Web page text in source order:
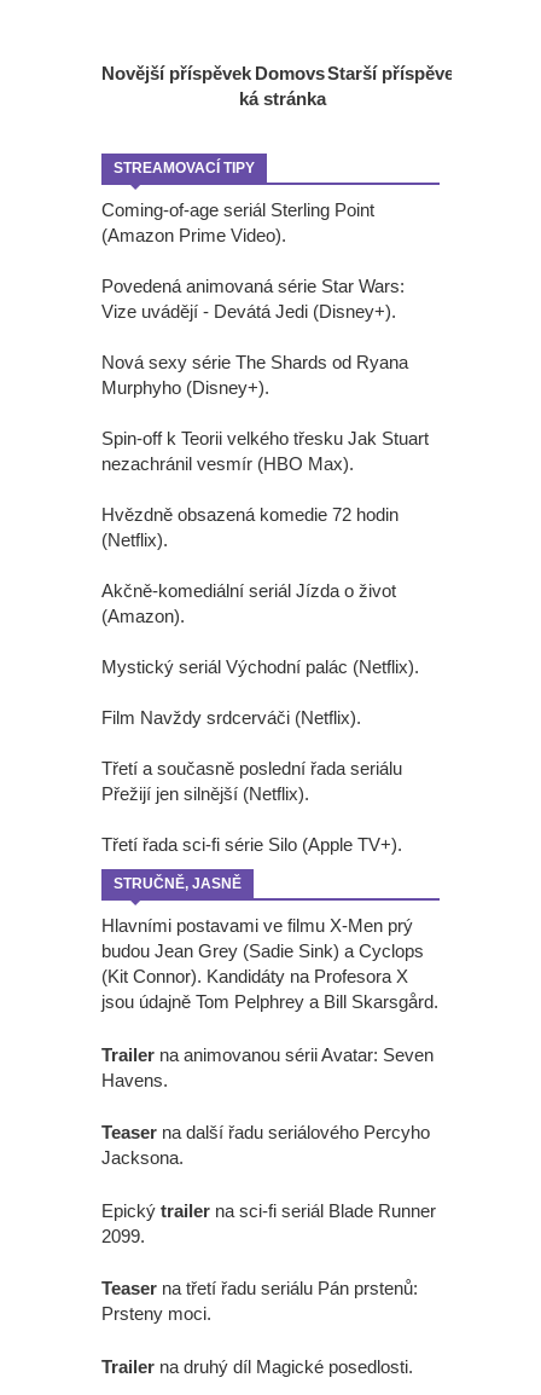
Novější příspěvek Starší příspěvek
Domovs
ká stránka
STREAMOVACÍ TIPY
Coming-of-age seriál Sterling Point
(Amazon Prime Video).
Povedená animovaná série Star Wars:
Vize uvádějí - Devátá Jedi (Disney+).
Nová sexy série The Shards od Ryana
Murphyho (Disney+).
Spin-off k Teorii velkého třesku Jak Stuart
nezachránil vesmír (HBO Max).
Hvězdně obsazená komedie 72 hodin
(Netflix).
Akčně-komediální seriál Jízda o život
(Amazon).
Mystický seriál Východní palác (Netflix).
Film Navždy srdcerváči (Netflix).
Třetí a současně poslední řada seriálu
Přežijí jen silnější (Netflix).
Třetí řada sci-fi série Silo (Apple TV+).
STRUČNĚ, JASNĚ
Hlavními postavami ve filmu X-Men prý
budou Jean Grey (Sadie Sink) a Cyclops
(Kit Connor). Kandidáty na Profesora X
jsou údajně Tom Pelphrey a Bill Skarsgård.
Trailer na animovanou sérii Avatar: Seven
Havens.
Teaser na další řadu seriálového Percyho
Jacksona.
Epický trailer na sci-fi seriál Blade Runner
2099.
Teaser na třetí řadu seriálu Pán prstenů:
Prsteny moci.
Trailer na druhý díl Magické posedlosti.